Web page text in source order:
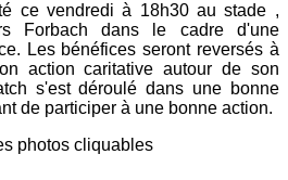
ce vendredi à 18h30 au stade ,
Forbach dans le cadre d'une
Les bénéfices seront reversés à
action caritative autour de son
s'est déroulé dans une bonne
de participer à une bonne action.
photos cliquables